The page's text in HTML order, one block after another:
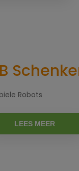
Robots
LEES MEER